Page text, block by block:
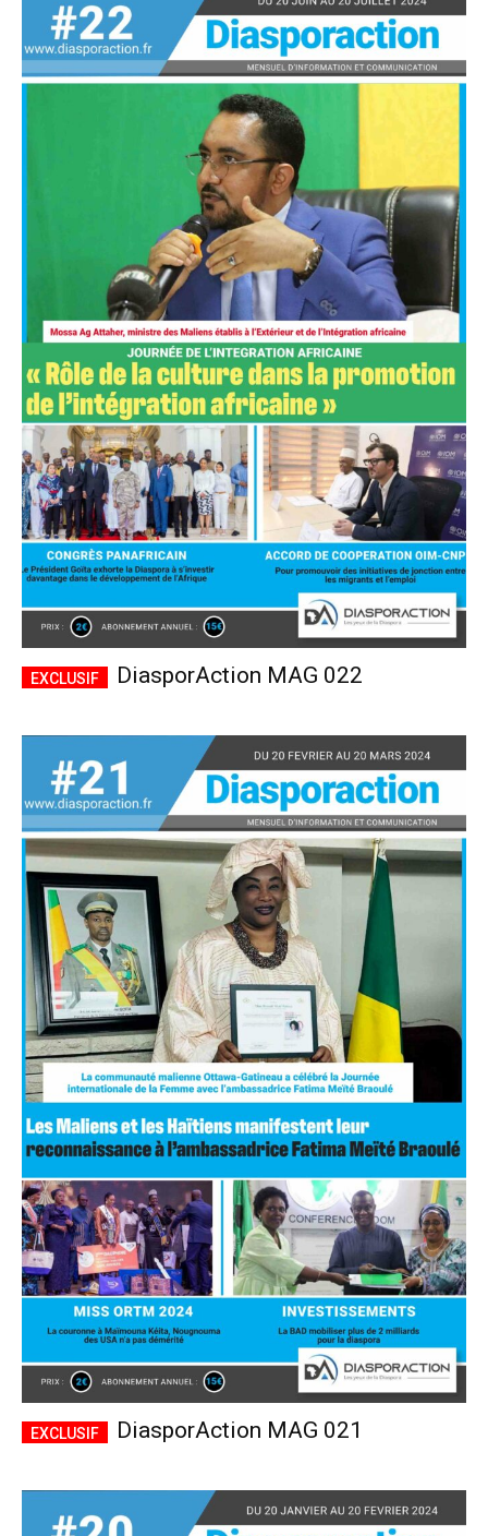
DiasporAction MAG 022
DiasporAction MAG 021